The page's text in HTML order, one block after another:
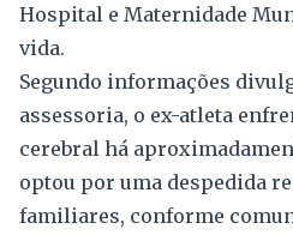
Hospital e Maternidade
vida.
Segundo informações
assessoria, o ex-atleta
cerebral há
optou por uma despedida
familiares, conforme